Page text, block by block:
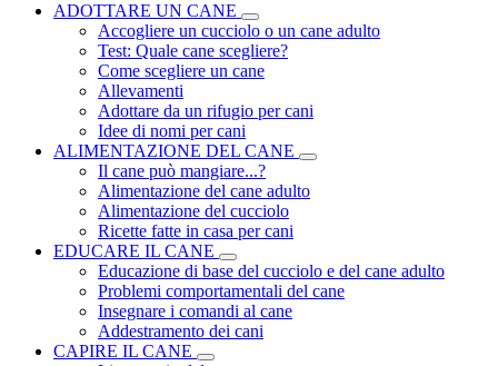
ADOTTARE UN CANE
Accogliere un cucciolo o un cane adulto
Test: Quale cane scegliere?
Come scegliere un cane
Allevamenti
Adottare da un rifugio per cani
Idee di nomi per cani
ALIMENTAZIONE DEL CANE
Il cane può mangiare...?
Alimentazione del cane adulto
Alimentazione del cucciolo
Ricette fatte in casa per cani
EDUCARE IL CANE
Educazione di base del cucciolo e del cane adulto
Problemi comportamentali del cane
Insegnare i comandi al cane
Addestramento dei cani
CAPIRE IL CANE